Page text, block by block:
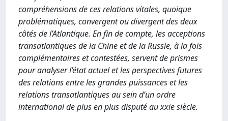
compréhensions de ces relations vitales, quoique
problématiques, convergent ou divergent des deux
côtés de l’Atlantique. En fin de compte, les acceptions
transatlantiques de la Chine et de la Russie, à la fois
complémentaires et contestées, servent de prismes
pour analyser l’état actuel et les perspectives futures
des relations entre les grandes puissances et les
relations transatlantiques au sein d’un ordre
international de plus en plus disputé au xxie siècle.